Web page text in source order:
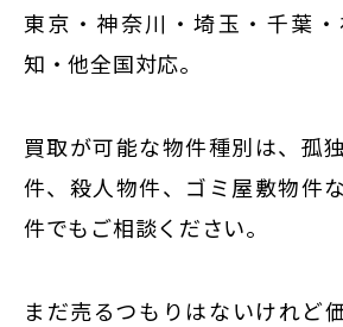
東京・神奈川・埼玉・千葉
知・他全国対応。
買取が可能な物件種別は、孤
件、殺人物件、ゴミ屋敷物件
件でもご相談ください。
まだ売るつもりはないけれど